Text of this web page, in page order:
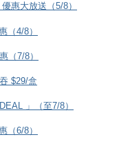
惠大放送（5/8）
（4/8）
（7/8）
$29/盒
」（至7/8）
（6/8）